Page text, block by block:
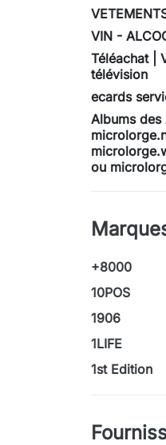
VIN -
Téléachat |
télévision
ecards
Albums des
ou
+8000
10POS
1906
1LIFE
1st Edition